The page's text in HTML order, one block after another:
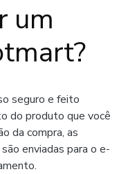
um
seguro e feito
do produto que você
da compra, as
enviadas para o e-